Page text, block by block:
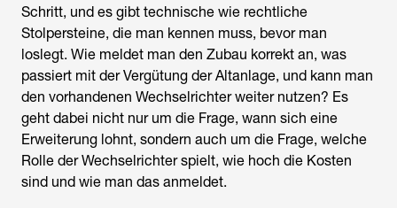
Schritt, und es gibt technische wie rechtliche
Stolpersteine, die man kennen muss, bevor man
loslegt. Wie meldet man den Zubau korrekt an, was
passiert mit der Vergütung der Altanlage, und kann man
den vorhandenen Wechselrichter weiter nutzen? Es
geht dabei nicht nur um die Frage, wann sich eine
Erweiterung lohnt, sondern auch um die Frage, welche
Rolle der Wechselrichter spielt, wie hoch die Kosten
sind und wie man das anmeldet.